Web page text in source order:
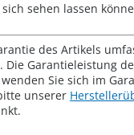
sehen lassen
des Artikels
Garantieleistung
Sie sich im
unserer